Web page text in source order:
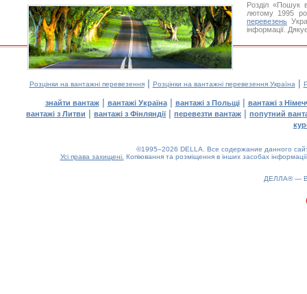
Розділ «Пошук
лютому 1995
перевезень
інформації.
Розцінки на вантажні перевезення| Розцінки на вантажні перевезення Україна |
знайти вантаж| вантажі Україна| вантажі з Польщі| вантажі з
вантажі з Литви | вантажі з Фінляндії| перевезти вантаж | попутний
©1995–2026 DELLA. Все содержание данного
Усі права захищені. Копіювання та розміщення в інших засобах
ДЕЛЛА® —